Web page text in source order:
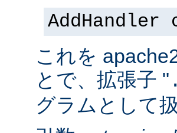
これを
とで、拡張子 "
グラムとして